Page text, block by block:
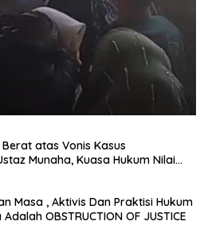
atas Vonis Kasus
Munaha, Kuasa Hukum Nilai
Masa , Aktivis Dan Praktisi Hukum
OBSTRUCTION OF JUSTICE